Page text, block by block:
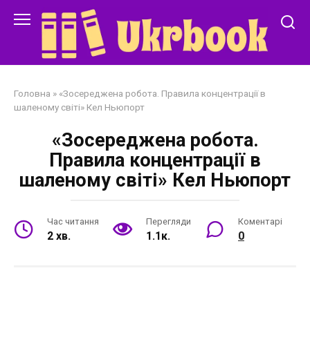
Головна » «Зосереджена робота. Правила концентрації в
шаленому світі» Кел Ньюпорт
«Зосереджена робота.
Правила концентрації в
шаленому світі» Кел Ньюпорт
Час читання
2 хв.
Перегляди
1.1к.
Коментарі
0